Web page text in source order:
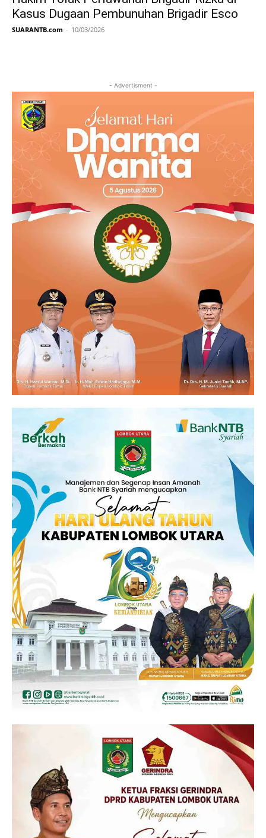
Kasus Dugaan Pembunuhan Brigadir Esco
SUARANTB.com - 10/03/2026
- Advertisment -